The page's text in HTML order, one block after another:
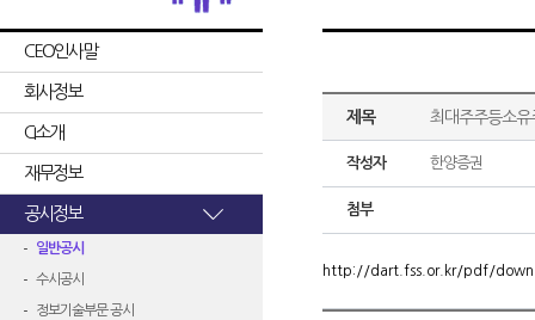
CEO인사말
회사정보
CI소개
재무정보
공시정보
일반공시
수시공시
정보기술부문 공시
제목 최대주주등소유
작성자 한양증권
첨부
http://dart.fss.or.kr/pdf/